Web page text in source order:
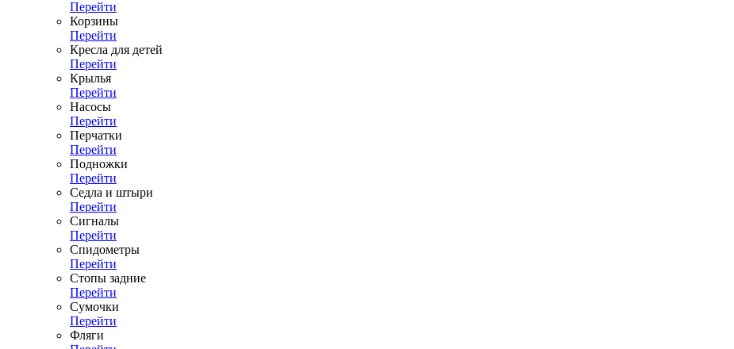
Перейти
Корзины
Перейти
Кресла для детей
Перейти
Крылья
Перейти
Насосы
Перейти
Перчатки
Перейти
Подножки
Перейти
Седла и штыри
Перейти
Сигналы
Перейти
Спидометры
Перейти
Стопы задние
Перейти
Сумочки
Перейти
Фляги